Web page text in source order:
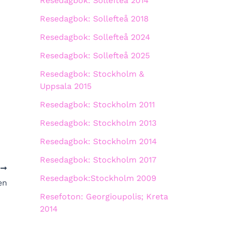
Resedagbok: Sollefteå 2018
Resedagbok: Sollefteå 2024
Resedagbok: Sollefteå 2025
Resedagbok: Stockholm &
Uppsala 2015
Resedagbok: Stockholm 2011
Resedagbok: Stockholm 2013
Resedagbok: Stockholm 2014
Resedagbok: Stockholm 2017
Resedagbok:Stockholm 2009
Resefoton: Georgioupolis; Kreta
2014